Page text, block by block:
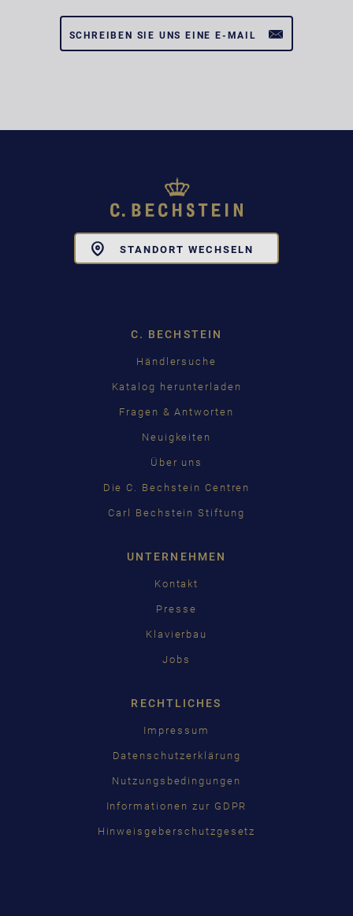
SCHREIBEN SIE UNS EINE E-MAIL
STANDORT WECHSELN
C. BECHSTEIN
Händlersuche
Katalog herunterladen
Fragen & Antworten
Neuigkeiten
Über uns
Die C. Bechstein Centren
Carl Bechstein Stiftung
UNTERNEHMEN
Kontakt
Presse
Klavierbau
Jobs
RECHTLICHES
Impressum
Datenschutzerklärung
Nutzungsbedingungen
Informationen zur GDPR
Hinweisgeberschutzgesetz